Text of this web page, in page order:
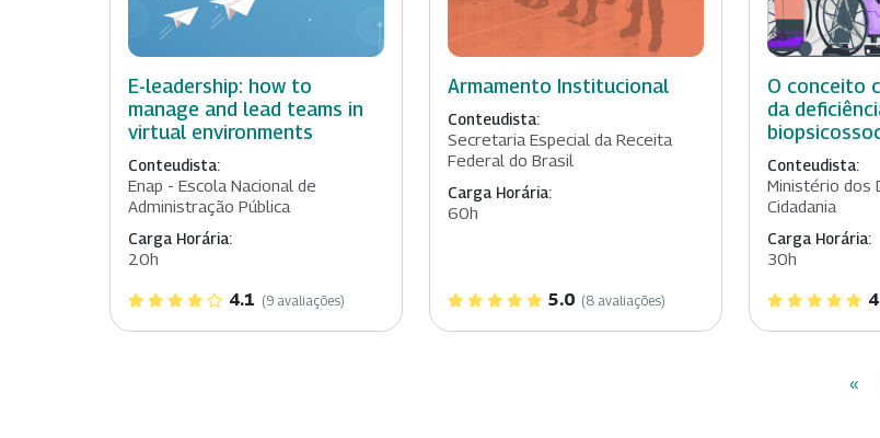
E-leadership: how to
manage and lead teams in
virtual environments
Conteudista:
Enap - Escola Nacional de
Administração Pública
Carga Horária:
20h
4.1 (9 avaliações)
Armamento Institucional
Conteudista:
Secretaria Especial da Receita
Federal do Brasil
Carga Horária:
60h
5.0 (8 avaliações)
O conceito
da
Conteudista:
Ministério dos
Cidadania
Carga Horária:
30h
«